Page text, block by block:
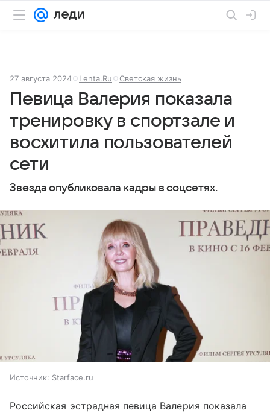
27 августа 2024 Lenta.Ru Светская жизнь
Певица Валерия показала
тренировку в спортзале и
восхитила пользователей
сети
Звезда опубликовала кадры в соцсетях.
Источник: Starface.ru
Российская эстрадная певица Валерия показала